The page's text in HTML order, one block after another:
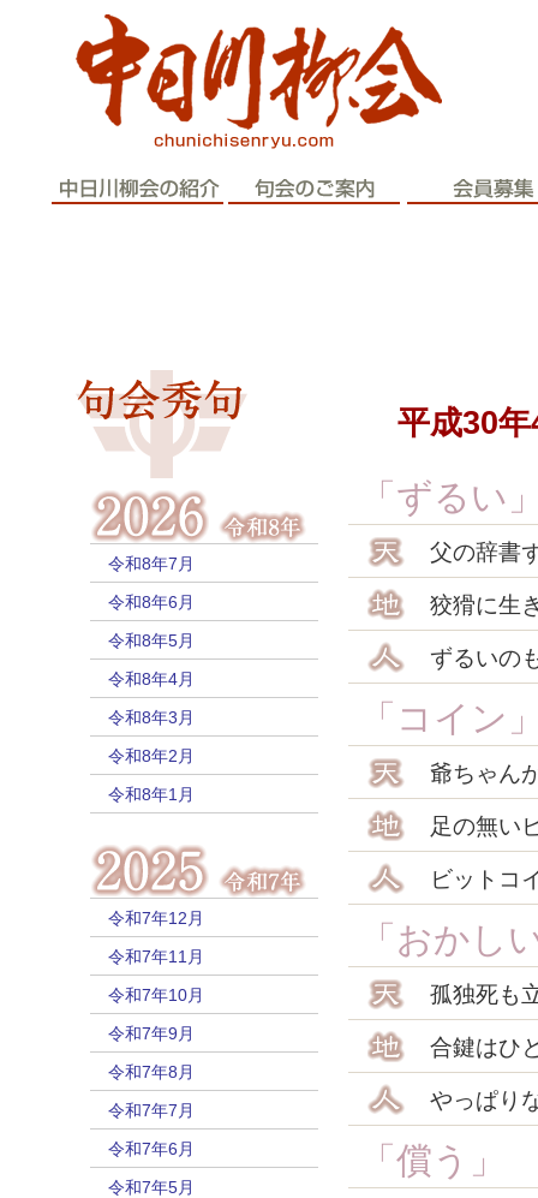
令和8年7月
令和8年6月
令和8年5月
令和8年4月
令和8年3月
令和8年2月
令和8年1月
令和7年12月
令和7年11月
令和7年10月
令和7年9月
令和7年8月
令和7年7月
令和7年6月
令和7年5月
平成30
「ずる
父の辞書
狡猾に生
ずるいの
「コイ
爺ちゃん
足の無い
ビットコ
「おか
孤独死も
合鍵はひ
やっぱり
「償う